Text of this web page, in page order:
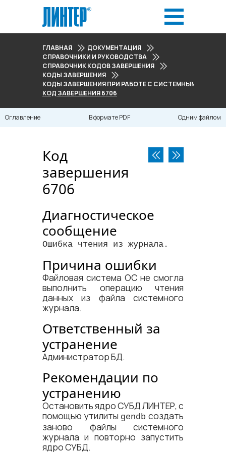
ГЛАВНАЯ
ДОКУМЕНТАЦИЯ
СПРАВОЧНИКИ И РУКОВОДСТВА
СПРАВОЧНИК КОДОВ ЗАВЕРШЕНИЯ
КОДЫ ЗАВЕРШЕНИЯ
КОДЫ ЗАВЕРШЕНИЯ ПРИ РАБОТЕ С СИСТЕМНЫМ
КОД ЗАВЕРШЕНИЯ 6706
Оглавление В формате PDF Одним файлом
Код
завершения
6706
Диагностическое
сообщение
Ошибка чтения из журнала.
Причина ошибки
Файловая система ОС не смогла
выполнить операцию чтения
данных из файла системного
журнала.
Ответственный за
устранение
Администратор БД.
Рекомендации по
устранению
Остановить ядро СУБД ЛИНТЕР, с
помощью утилиты gendb создать
заново файлы системного
журнала и повторно запустить
ядро СУБД.